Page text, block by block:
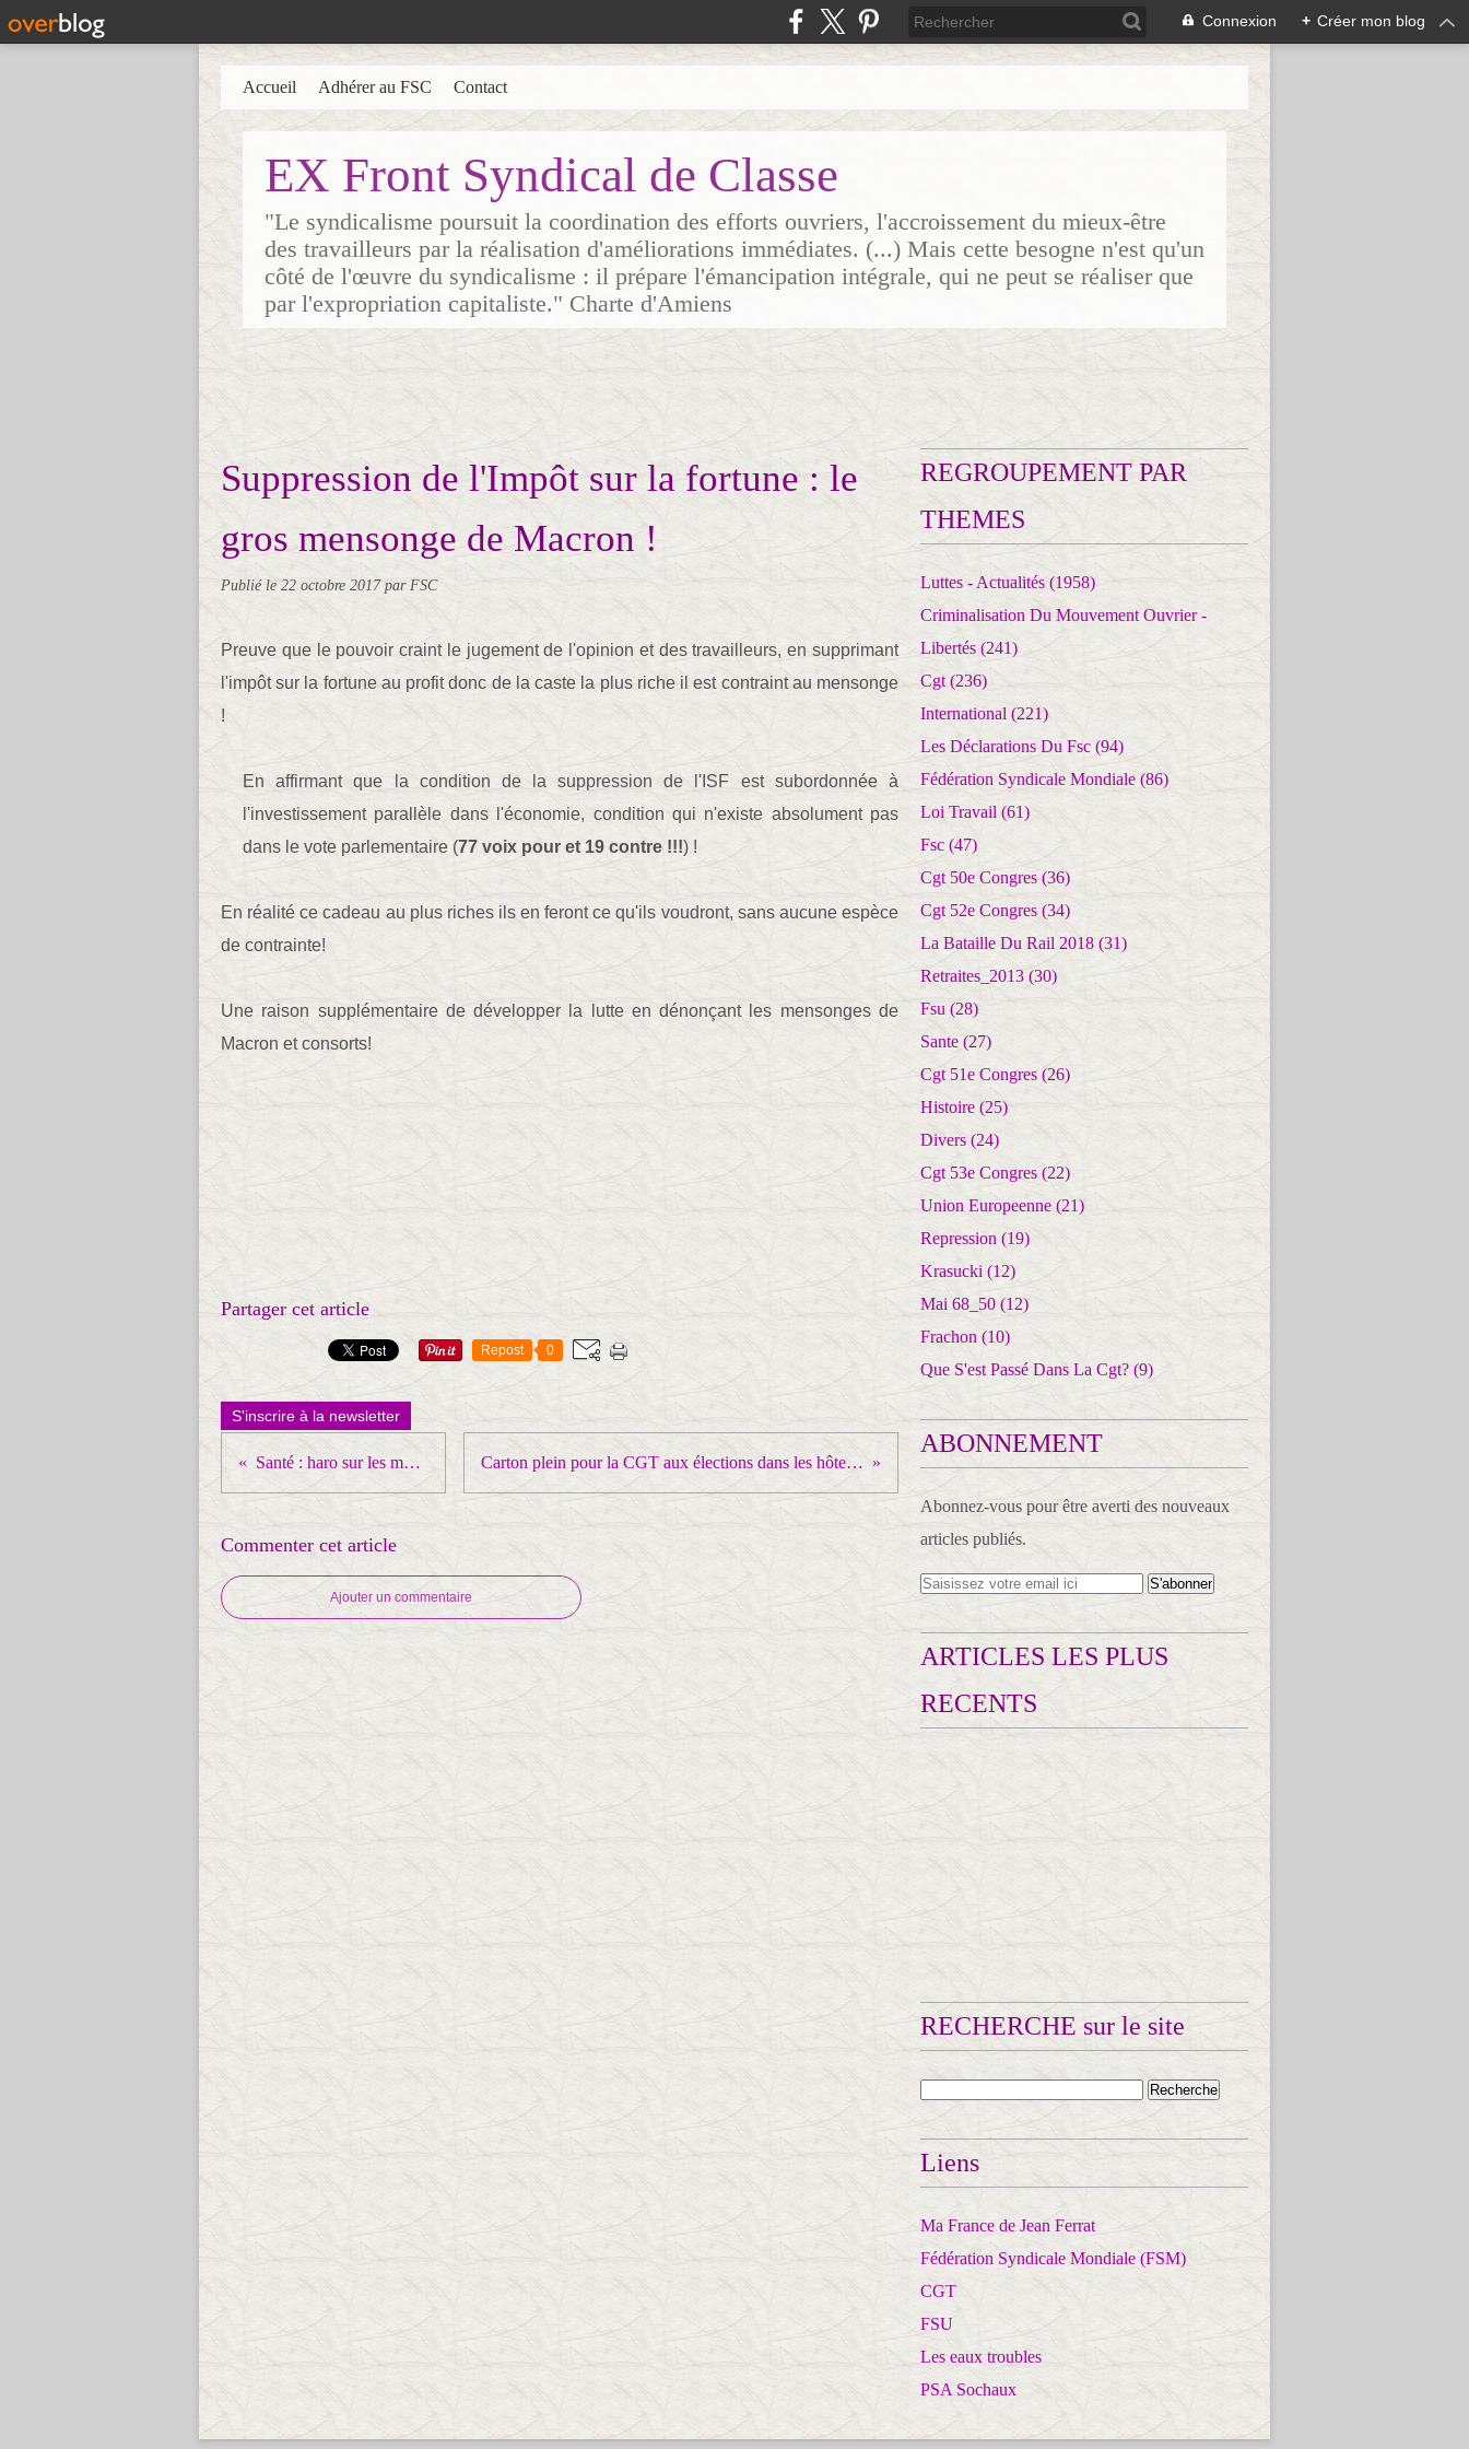
Connexion + Créer mon blog
EX Front Syndical de Classe
"Le syndicalisme poursuit la coordination des efforts ouvriers, l'accroissement du mieux-être
des travailleurs par la réalisation d'améliorations immédiates. (...) Mais cette besogne n'est qu'un
côté de l'œuvre du syndicalisme : il prépare l'émancipation intégrale, qui ne peut se réaliser que
par l'expropriation capitaliste." Charte d'Amiens
Accueil Adhérer au FSC Contact
Suppression de l'Impôt sur la fortune : le
gros mensonge de Macron !
Publié le 22 octobre 2017par FSC
Preuve que le pouvoir craint le jugement de l'opinion et des travailleurs, en supprimant
l'impôt sur la fortune au profit donc de la caste la plus riche il est contraint au mensonge
!
En affirmant que la condition de la suppression de l'ISF est subordonnée à
l'investissement parallèle dans l'économie, condition qui n'existe absolument pas
dans le vote parlementaire (77 voix pour et 19 contre !!!) !
En réalité ce cadeau au plus riches ils en feront ce qu'ils voudront, sans aucune espèce
de contrainte!
Une raison supplémentaire de développer la lutte en dénonçant les mensonges de
Macron et consorts!
Partager cet article
Repost 0
S'inscrire à la newsletter
Santé : haro sur les malades ! Carton plein pour la CGT aux élections dans les hôtels parisiens
Commenter cet article
Ajouter un commentaire
REGROUPEMENT PAR
THEMES
Luttes - Actualités (1958)
Criminalisation Du Mouvement Ouvrier -
Libertés (241)
Cgt (236)
International (221)
Les Déclarations Du Fsc (94)
Fédération Syndicale Mondiale (86)
Loi Travail (61)
Fsc (47)
Cgt 50e Congres (36)
Cgt 52e Congres (34)
La Bataille Du Rail 2018 (31)
Retraites_2013 (30)
Fsu (28)
Sante (27)
Cgt 51e Congres (26)
Histoire (25)
Divers (24)
Cgt 53e Congres (22)
Union Europeenne (21)
Repression (19)
Krasucki (12)
Mai 68_50 (12)
Frachon (10)
Que S'est Passé Dans La Cgt? (9)
ABONNEMENT
Abonnez-vous pour être averti des nouveaux
articles publiés.
ARTICLES LES PLUS
RECENTS
RECHERCHE sur le site
Liens
Ma France de Jean Ferrat
Fédération Syndicale Mondiale (FSM)
CGT
FSU
Les eaux troubles
PSA Sochaux